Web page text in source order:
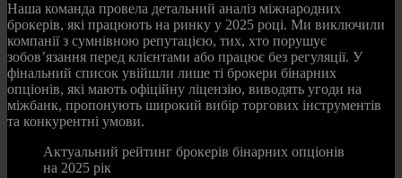
Наша команда провела детальний аналіз міжнародних
брокерів, які працюють на ринку у 2025 році. Ми виключили
компанії з сумнівною репутацією, тих, хто порушує
зобов’язання перед клієнтами або працює без регуляції. У
фінальний список увійшли лише ті брокери бінарних
опціонів, які мають офіційну ліцензію, виводять угоди на
міжбанк, пропонують широкий вибір торгових інструментів
та конкурентні умови.
Актуальний рейтинг брокерів бінарних опціонів
на 2025 рік